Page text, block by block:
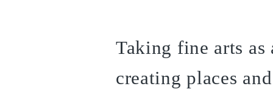
Taking fine arts
creating places